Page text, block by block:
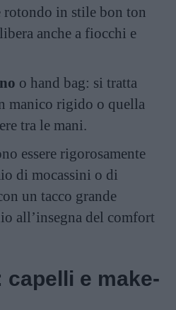
in stile bon ton
anche a fiocchi e
o hand bag: si tratta
manico rigido o quella
tra le mani.
essere rigorosamente
di mocassini o di
un tacco grande
all’insegna del comfort
e make-